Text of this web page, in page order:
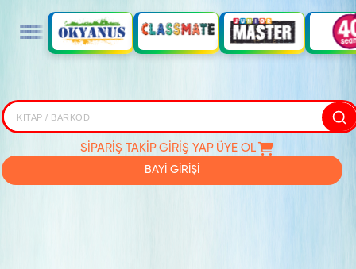
SİPARİŞ TAKİP GİRİŞ YAP ÜYE OL
BAYİ GİRİŞİ